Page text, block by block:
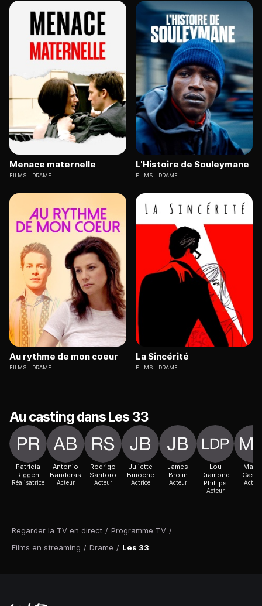
Regarder la TV en direct / Programme TV /
Films en streaming / Drame / Les 33
Menace maternelle
FILMS DRAME
L'Histoire de Souleymane
FILMS DRAME
Au rythme de mon coeur
FILMS DRAME
La Sincérité
FILMS DRAME
Au casting dans Les 33
Patricia
Riggen
Réalisatrice
Antonio
Banderas
Acteur
Rodrigo
Santoro
Acteur
Juliette
Binoche
Actrice
James
Brolin
Acteur
Lou
Diamond
Phillips
Acteur
Mario
Acteur